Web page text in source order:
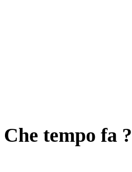
Che tempo fa ?